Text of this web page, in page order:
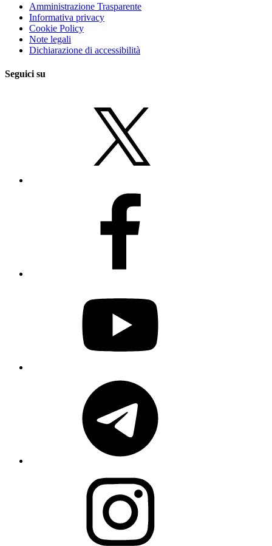
Amministrazione Trasparente
Informativa privacy
Cookie Policy
Note legali
Dichiarazione di accessibilità
Seguici su